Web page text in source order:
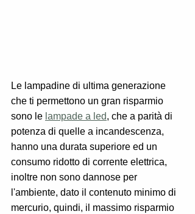
Le lampadine di ultima generazione
che ti permettono un gran risparmio
sono le lampade a led, che a parità di
potenza di quelle a incandescenza,
hanno una durata superiore ed un
consumo ridotto di corrente elettrica,
inoltre non sono dannose per
l'ambiente, dato il contenuto minimo di
mercurio, quindi, il massimo risparmio